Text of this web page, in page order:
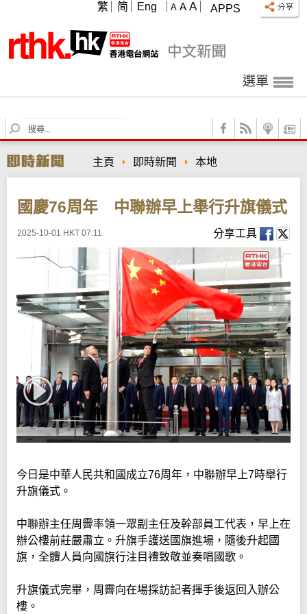
APPS
A A A
繁 简 Eng
選單
S
e
r
c
主頁 即時新聞 本地
國慶76周年 中聯辦早上舉行升旗儀式
2025-10-01 HKT 07:11 分享工具
今日是中華人民共和國成立76周年，中聯辦早上7時舉行
升旗儀式。
中聯辦主任周霽率領一眾副主任及幹部員工代表，早上在
辦公樓前莊嚴肅立。升旗手護送國旗進場，隨後升起國
旗，全體人員向國旗行注目禮致敬並奏唱國歌。
升旗儀式完畢，周霽向在場採訪記者揮手後返回入辦公
樓。